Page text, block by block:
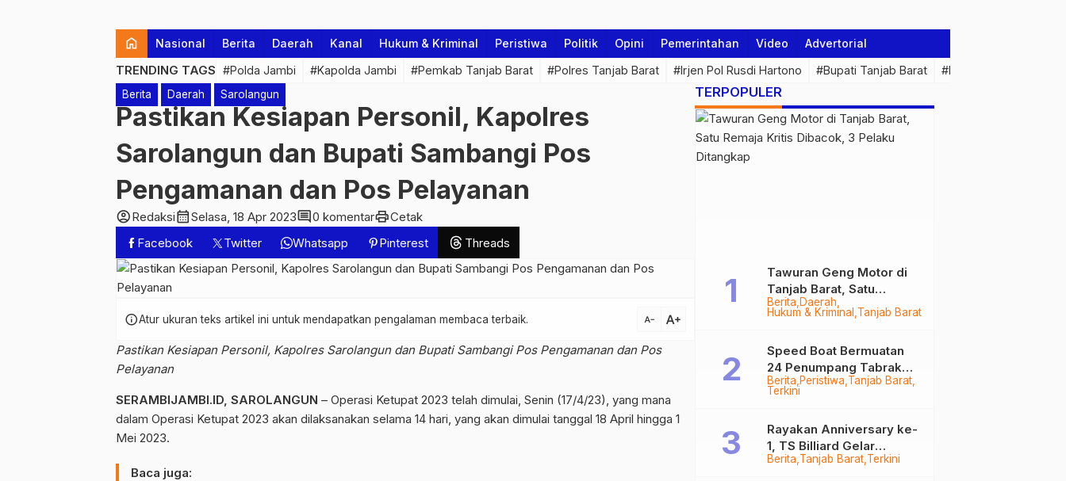
home Nasional Berita Daerah Kanal Hukum & Kriminal Peristiwa Politik Opini Pemerintahan Video Advertorial
TRENDING TAGS #Polda Jambi #Kapolda Jambi #Pemkab Tanjab Barat #Polres Tanjab Barat #Irjen Pol Rusdi Hartono #Bupati Tanjab Barat #Pemprov Jambi
Berita Daerah Sarolangun
Pastikan Kesiapan Personil, Kapolres
Sarolangun dan Bupati Sambangi Pos
Pengamanan dan Pos Pelayanan
account_circleRedaksicalendar_monthSelasa, 18 Apr 2023comment0 komentarprintCetak
Facebook
Twitter Whatsapp Pinterest Threads
infoAtur ukuran teks artikel ini untuk mendapatkan pengalaman membaca terbaik. text_decrease text_increase
Pastikan Kesiapan Personil, Kapolres Sarolangun dan Bupati Sambangi Pos Pengamanan dan Pos
Pelayanan
SERAMBIJAMBI.ID, SAROLANGUN – Operasi Ketupat 2023 telah dimulai, Senin (17/4/23), yang mana
dalam Operasi Ketupat 2023 akan dilaksanakan selama 14 hari, yang akan dimulai tanggal 18 April hingga 1
Mei 2023.
Baca juga:
TERPOPULER
Berita Daerah
Hukum & Kriminal Tanjab Barat
Tawuran Geng Motor di
Tanjab Barat, Satu
Remaja Kritis Dibacok, 3
Pelaku Ditangkap
Berita Peristiwa Tanjab Barat
Terkini
Speed Boat Bermuatan
24 Penumpang Tabrak
Togok di Kuala Tungkal,
Berita Tanjab Barat Terkini
Rayakan Anniversary ke-
1, TS Billiard Gelar
Turnamen 9 Ball